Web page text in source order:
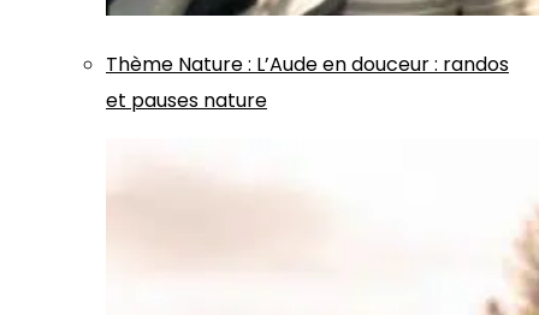
Thème Nature: L’Aude en douceur : randos
et pauses nature